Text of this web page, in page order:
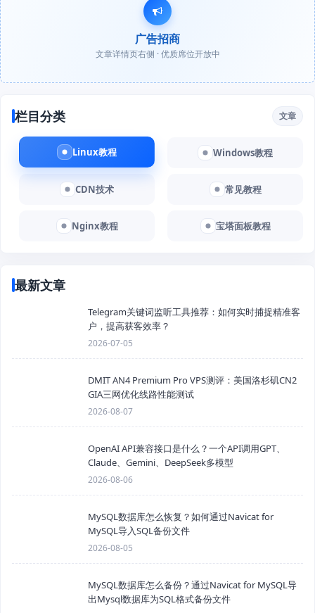
广告招商
文章详情页右侧 · 优质席位开放中
栏目分类 文章
Linux教程 Windows教程
CDN技术 常见教程
Nginx教程 宝塔面板教程
最新文章
Telegram关键词监听工具推荐：如何实时捕捉精准客
户，提高获客效率？
2026-07-05
DMIT AN4 Premium Pro VPS测评：美国洛杉矶CN2
GIA三网优化线路性能测试
2026-08-07
OpenAI API兼容接口是什么？一个API调用GPT、
Claude、Gemini、DeepSeek多模型
2026-08-06
MySQL数据库怎么恢复？如何通过Navicat for
MySQL导入SQL备份文件
2026-08-05
MySQL数据库怎么备份？通过Navicat for MySQL导
出Mysql数据库为SQL格式备份文件